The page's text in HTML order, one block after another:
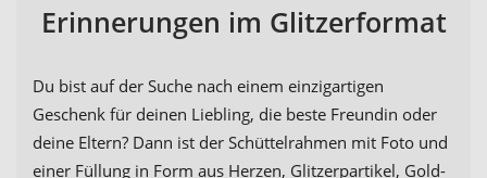
Erinnerungen im Glitzerformat
Du bist auf der Suche nach einem einzigartigen
Geschenk für deinen Liebling, die beste Freundin oder
deine Eltern? Dann ist der Schüttelrahmen mit Foto und
einer Füllung in Form aus Herzen, Glitzerpartikel, Gold-